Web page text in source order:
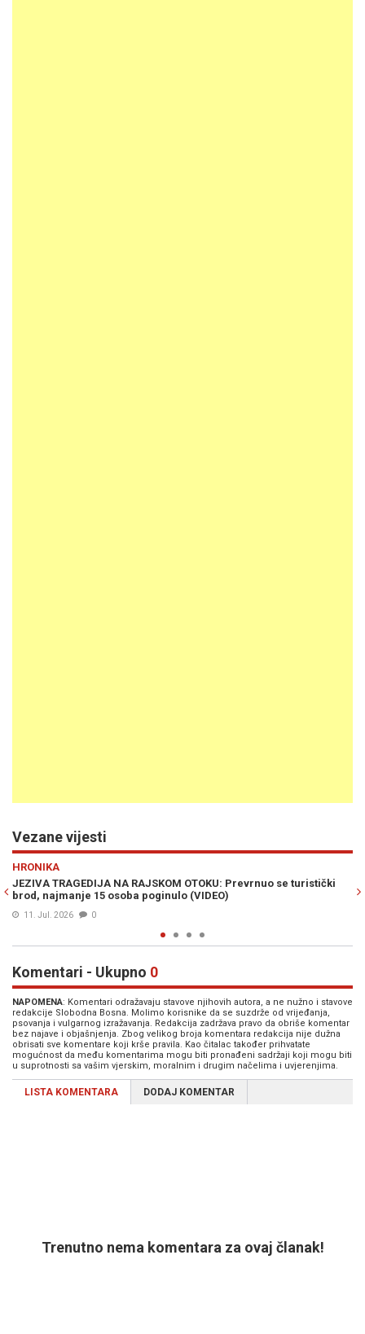
Vezane vijesti
ŠARENI SVIJET
ŽIVOT IZ SNOVA ZA 350 EURA: Britanka otkrila "raj" u kojem
košta 1 euro, a luksuzni stanovi su jeftiniji od sobica u Evropi
09. Maj 2026
Komentari - Ukupno 0
NAPOMENA: Komentari odražavaju stavove njihovih autora, a ne nužno i stavove
redakcije Slobodna Bosna. Molimo korisnike da se suzdrže od vrijeđanja,
psovanja i vulgarnog izražavanja. Redakcija zadržava pravo da obriše komentar
bez najave i objašnjenja. Zbog velikog broja komentara redakcija nije dužna
obrisati sve komentare koji krše pravila. Kao čitalac također prihvatate
mogućnost da među komentarima mogu biti pronađeni sadržaji koji mogu biti
u suprotnosti sa vašim vjerskim, moralnim i drugim načelima i uvjerenjima.
LISTA KOMENTARA DODAJ KOMENTAR
Trenutno nema komentara za ovaj članak!